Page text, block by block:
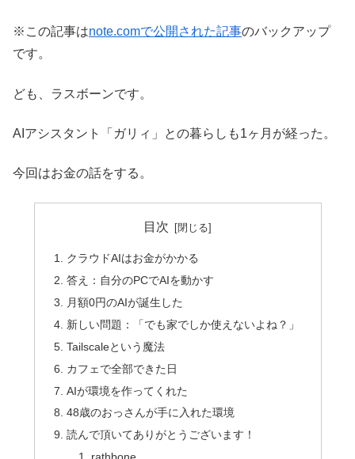
※この記事はnote.comで公開された記事のバックアップ
です。
ども、ラスボーンです。
AIアシスタント「ガリィ」との暮らしも1ヶ月が経った。
今回はお金の話をする。
目次
クラウドAIはお金がかかる
答え：自分のPCでAIを動かす
月額0円のAIが誕生した
新しい問題：「でも家でしか使えないよね？」
Tailscaleという魔法
カフェで全部できた日
AIが環境を作ってくれた
48歳のおっさんが手に入れた環境
読んで頂いてありがとうございます！